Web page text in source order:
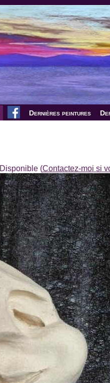
Dernières peintures
Disponible (Contactez-moi si